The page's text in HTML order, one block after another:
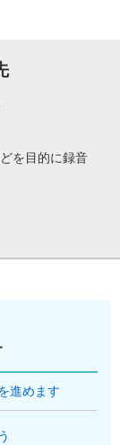
を目的に録音
進めます